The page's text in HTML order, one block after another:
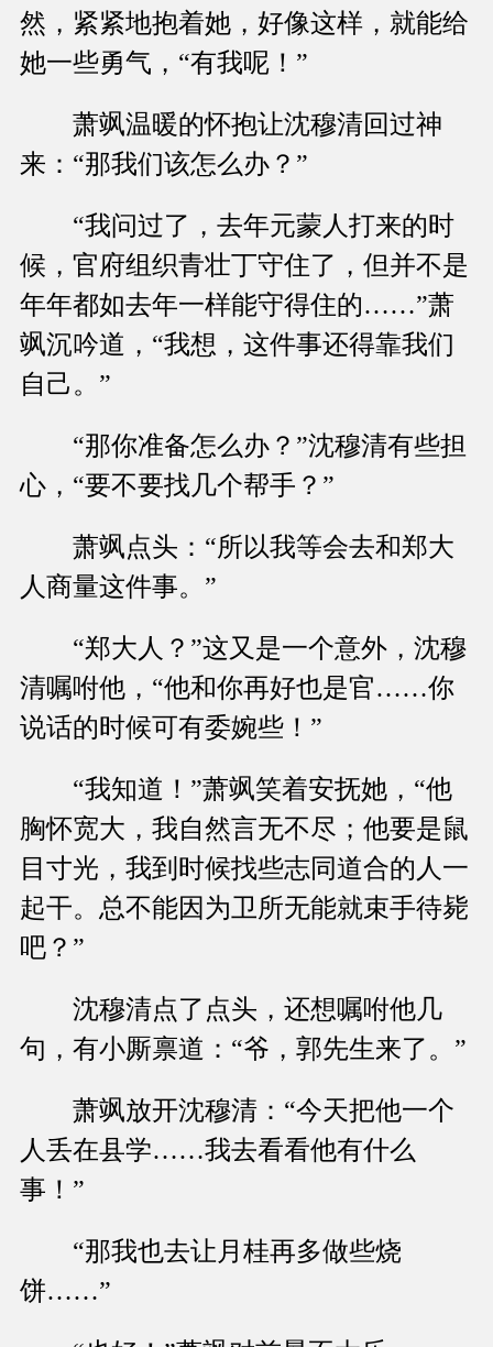
然，紧紧地抱着她，好像这样，就能给
她一些勇气，“有我呢！”
萧飒温暖的怀抱让沈穆清回过神
来：“那我们该怎么办？”
“我问过了，去年元蒙人打来的时
候，官府组织青壮丁守住了，但并不是
年年都如去年一样能守得住的……”萧
飒沉吟道，“我想，这件事还得靠我们
自己。”
“那你准备怎么办？”沈穆清有些担
心，“要不要找几个帮手？”
萧飒点头：“所以我等会去和郑大
人商量这件事。”
“郑大人？”这又是一个意外，沈穆
清嘱咐他，“他和你再好也是官……你
说话的时候可有委婉些！”
“我知道！”萧飒笑着安抚她，“他
胸怀宽大，我自然言无不尽；他要是鼠
目寸光，我到时候找些志同道合的人一
起干。总不能因为卫所无能就束手待毙
吧？”
沈穆清点了点头，还想嘱咐他几
句，有小厮禀道：“爷，郭先生来了。”
萧飒放开沈穆清：“今天把他一个
人丢在县学……我去看看他有什么
事！”
“那我也去让月桂再多做些烧
饼……”